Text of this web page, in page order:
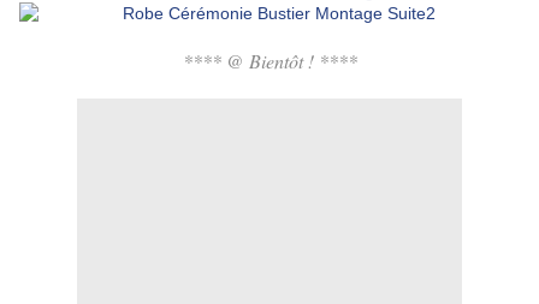
**** @ Bientôt ! ****